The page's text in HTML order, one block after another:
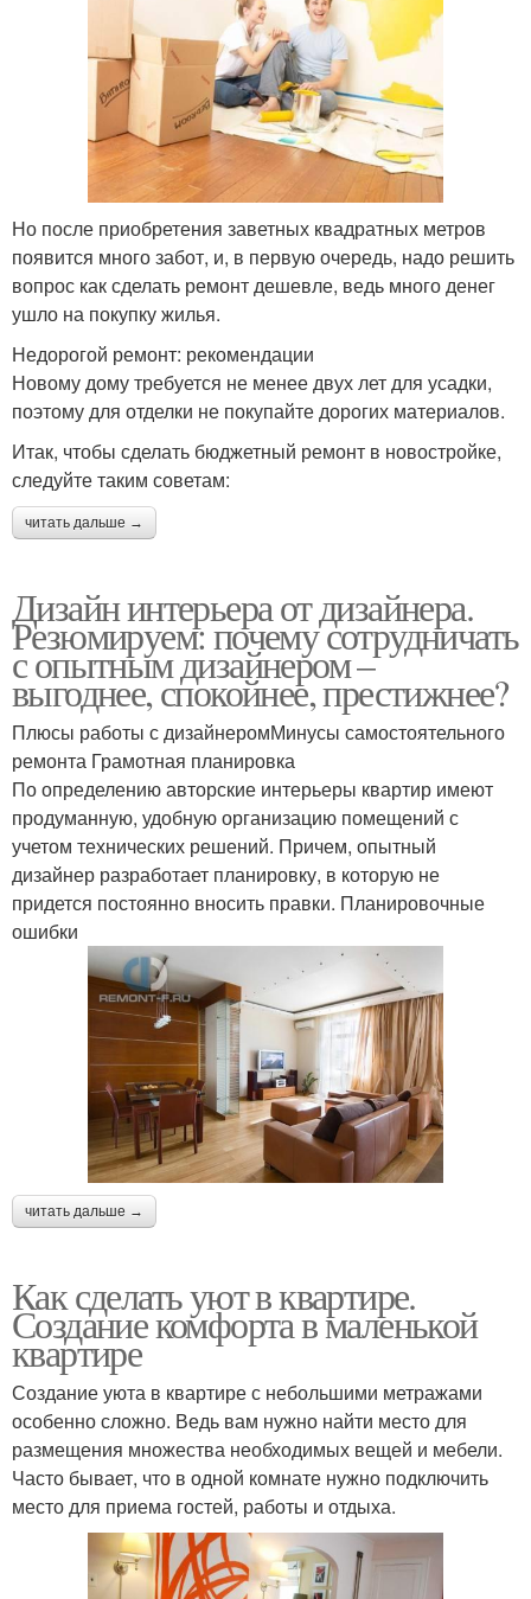
Но после приобретения заветных квадратных метров
появится много забот, и, в первую очередь, надо решить
вопрос как сделать ремонт дешевле, ведь много денег
ушло на покупку жилья.
Недорогой ремонт: рекомендации
Новому дому требуется не менее двух лет для усадки,
поэтому для отделки не покупайте дорогих материалов.
Итак, чтобы сделать бюджетный ремонт в новостройке,
следуйте таким советам:
читать дальше →
Дизайн интерьера от дизайнера.
Резюмируем: почему сотрудничать
с опытным дизайнером –
выгоднее, спокойнее, престижнее?
Плюсы работы с дизайнеромМинусы самостоятельного
ремонта Грамотная планировка
По определению авторские интерьеры квартир имеют
продуманную, удобную организацию помещений с
учетом технических решений. Причем, опытный
дизайнер разработает планировку, в которую не
придется постоянно вносить правки. Планировочные
ошибки
читать дальше →
Как сделать уют в квартире.
Создание комфорта в маленькой
квартире
Создание уюта в квартире с небольшими метражами
особенно сложно. Ведь вам нужно найти место для
размещения множества необходимых вещей и мебели.
Часто бывает, что в одной комнате нужно подключить
место для приема гостей, работы и отдыха.